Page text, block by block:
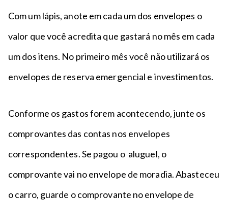
Com um lápis, anote em cada um dos envelopes o
valor que você acredita que gastará no mês em cada
um dos itens. No primeiro mês você não utilizará os
envelopes de reserva emergencial e investimentos.
Conforme os gastos forem acontecendo, junte os
comprovantes das contas nos envelopes
correspondentes. Se pagou o aluguel, o
comprovante vai no envelope de moradia. Abasteceu
o carro, guarde o comprovante no envelope de